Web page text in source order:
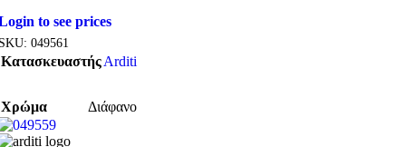
to see prices
049561
ΚατασκευαστήςArditi
Χρώμα Διάφανο